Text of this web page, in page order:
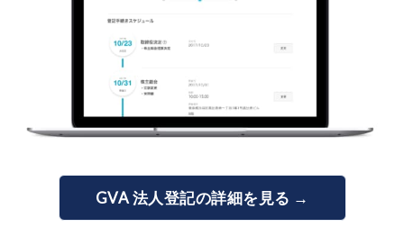
GVA 法人登記の詳細を見る →